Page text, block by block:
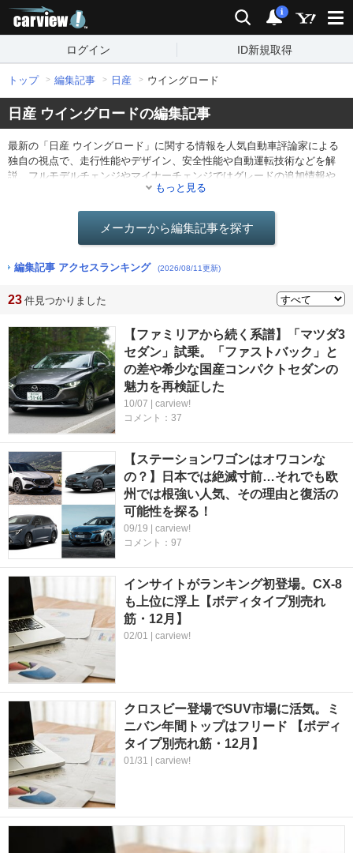
検索 通知
i
ログイン ID新規取得
トップ 編集記事 日産 ウイングロード
日産 ウイングロードの編集記事
最新の「日産 ウイングロード」に関する情報を人気自動車評論家による
独自の視点で、走行性能やデザイン、安全性能や自動運転技術などを解
説。フルモデルチェンジやマイナーチェンジではグレードの追加情報や
仕様の変更点を分かりやすくレポート。他にも最新ニュースや海外のモ
もっと見る
メーカーから編集記事を探す
編集記事 アクセスランキング (2026/08/11更新)
23 件見つかりました
【ファミリアから続く系譜】「マツダ3
セダン」試乗。「ファストバック」と
の差や希少な国産コンパクトセダンの
魅力を再検証した
10/07 | carview!
コメント：37
【ステーションワゴンはオワコンな
の？】日本では絶滅寸前…それでも欧
州では根強い人気、その理由と復活の
可能性を探る！
09/19 | carview!
コメント：97
インサイトがランキング初登場。CX-8
も上位に浮上【ボディタイプ別売れ
筋・12月】
02/01 | carview!
クロスビー登場でSUV市場に活気。ミ
ニバン年間トップはフリード 【ボディ
タイプ別売れ筋・12月】
01/31 | carview!